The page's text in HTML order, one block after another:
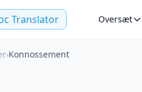
Translator Oversæt
›Konnossement